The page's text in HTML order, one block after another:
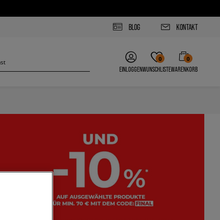
BLOG KONTAKT
EINLOGGEN
0
WUNSCHLISTE
0
WARENKORB